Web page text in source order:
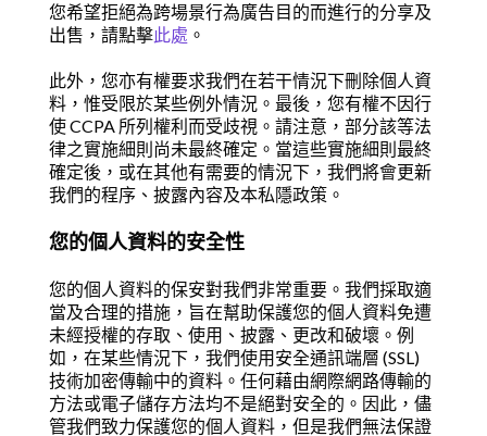
您希望拒絕為跨場景行為廣告目的而進行的分享及
出售，請點擊此處 。
此外，您亦有權要求我們在若干情況下刪除個人資
料，惟受限於某些例外情況。最後，您有權不因行
使 CCPA 所列權利而受歧視。請注意，部分該等法
律之實施細則尚未最終確定。當這些實施細則最終
確定後，或在其他有需要的情況下，我們將會更新
我們的程序、披露內容及本私隱政策。
您的個人資料的安全性
您的個人資料的保安對我們非常重要。我們採取適
當及合理的措施，旨在幫助保護您的個人資料免遭
未經授權的存取、使用、披露、更改和破壞。例
如，在某些情況下，我們使用安全通訊端層 (SSL)
技術加密傳輸中的資料。任何藉由網際網路傳輸的
方法或電子儲存方法均不是絕對安全的。因此，儘
管我們致力保護您的個人資料，但是我們無法保證